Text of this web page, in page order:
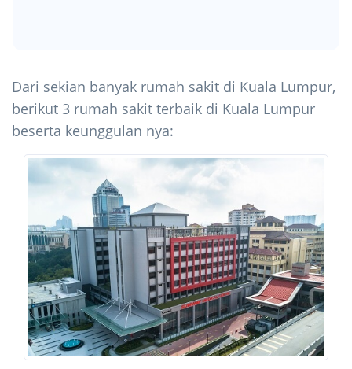
Dari sekian banyak rumah sakit di Kuala Lumpur,
berikut 3 rumah sakit terbaik di Kuala Lumpur
beserta keunggulan nya: